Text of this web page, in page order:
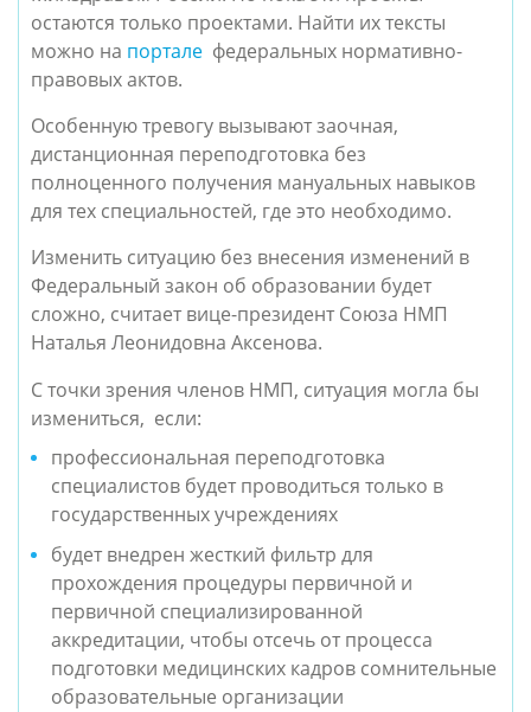
остаются только проектами. Найти их тексты
можно на портале федеральных нормативно-
правовых актов.
Особенную тревогу вызывают заочная,
дистанционная переподготовка без
полноценного получения мануальных навыков
для тех специальностей, где это необходимо.
Изменить ситуацию без внесения изменений в
Федеральный закон об образовании будет
сложно, считает вице-президент Союза НМП
Наталья Леонидовна Аксенова.
С точки зрения членов НМП, ситуация могла бы
измениться,  если:
профессиональная переподготовка
специалистов будет проводиться только в
государственных учреждениях
будет внедрен жесткий фильтр для
прохождения процедуры первичной и
первичной специализированной
аккредитации, чтобы отсечь от процесса
подготовки медицинских кадров сомнительные
образовательные организации